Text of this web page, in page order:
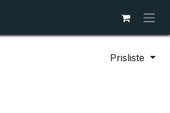
Prisliste